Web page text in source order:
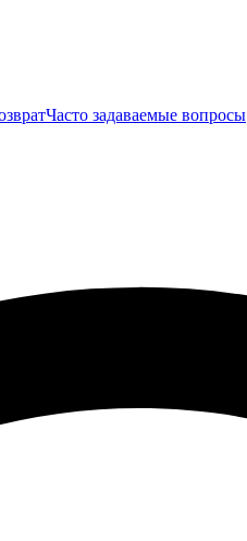
Часто задаваемые вопросы